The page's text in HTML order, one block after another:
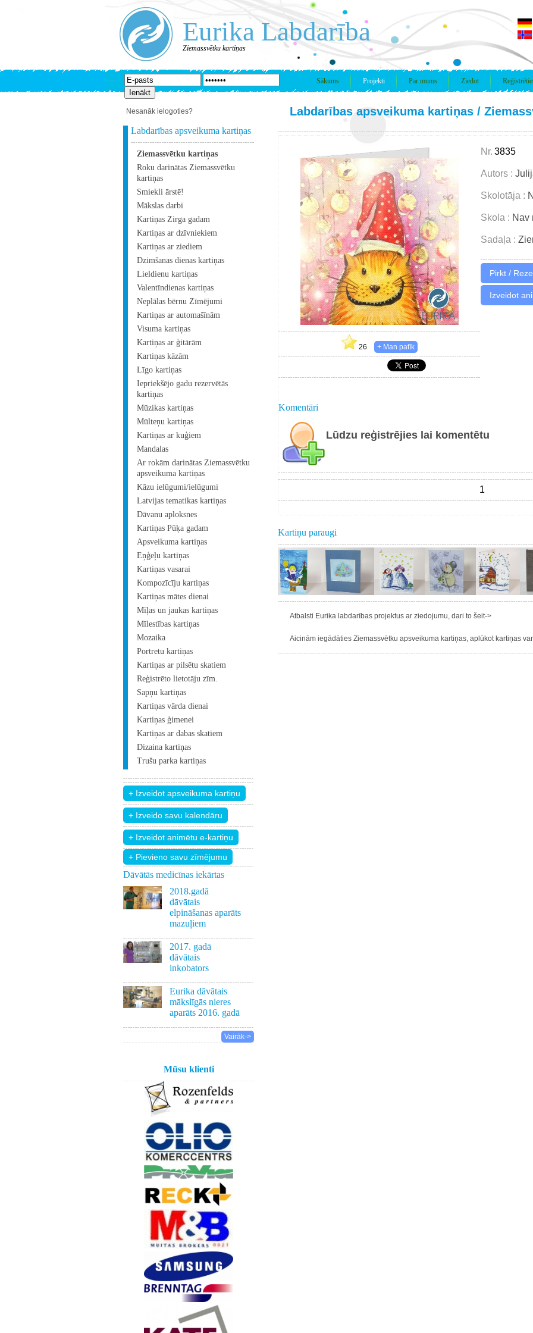
Eurika Labdarība
Ziemassvētku kartiņas
Sākums Projekti Par mums Ziedot
Nesanāk ielogoties?
Labdarības apsveikuma kartiņas
Ziemassvētku kartiņas
Roku darinātas Ziemassvētku
kartiņas
Smiekli ārstē!
Mākslas darbi
Kartiņas Zirga gadam
Kartiņas ar dzīvniekiem
Kartiņas ar ziediem
Dzimšanas dienas kartiņas
Lieldienu kartiņas
Valentīndienas kartiņas
Neplālas bērnu Zīmējumi
Kartiņas ar automašīnām
Visuma kartiņas
Kartiņas ar ģitārām
Kartiņas kāzām
Līgo kartiņas
Iepriekšējo gadu rezervētās
kartiņas
Mūzikas kartiņas
Mūlteņu kartiņas
Kartiņas ar kuģiem
Mandalas
Ar rokām darinātas Ziemassvētku
apsveikuma kartiņas
Kāzu ielūgumi/ielūgumi
Latvijas tematikas kartiņas
Dāvanu aploksnes
Kartiņas Pūķa gadam
Apsveikuma kartiņas
Eņģeļu kartiņas
Kartiņas vasarai
Kompozīcīju kartiņas
Kartiņas mātes dienai
Mīļas un jaukas kartiņas
Mīlestības kartiņas
Mozaika
Portretu kartiņas
Kartiņas ar pilsētu skatiem
Reģistrēto lietotāju zīm.
Sapņu kartiņas
Kartiņas vārda dienai
Kartiņas ģimenei
Kartiņas ar dabas skatiem
Dizaina kartiņas
Trušu parka kartiņas
+ Pievieno savu zīmējumu
Dāvātās medicīnas iekārtas
2018.gadā
dāvātais
elpināšanas aparāts
mazuļiem
2017. gadā
dāvātais
inkobators
Eurika dāvātais
mākslīgās nieres
aparāts 2016. gadā
Vairāk->
Mūsu klienti
Labdarības apsveikuma kartiņas /
26
Nr. 3835
Autors :
Skolotāja :
Skola : Nav
Sadaļa :
Izveidot
Komentāri
Lūdzu reģistrējies lai komentētu
1
Kartiņu paraugi
Atbalsti Eurika labdarības projektus ar ziedojumu, dari to šeit->
Aicinām iegādāties Ziemassvētku apsveikuma kartiņas, aplūkot kartiņas